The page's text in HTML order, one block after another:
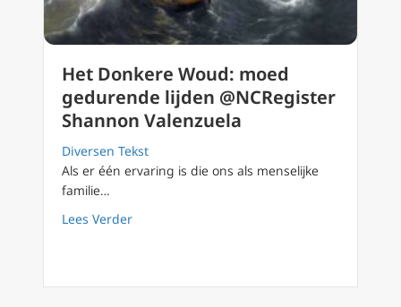
Het Donkere Woud: moed
gedurende lijden @NCRegister
Shannon Valenzuela
Diversen Tekst
Als er één ervaring is die ons als menselijke
familie…
Lees Verderabout Het Donkere Woud: moed gedurende